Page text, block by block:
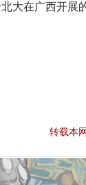
大在广西开展
转载本